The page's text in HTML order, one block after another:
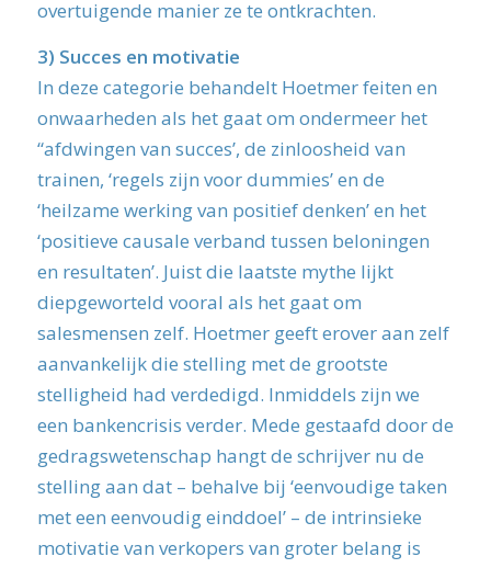
overtuigende manier ze te ontkrachten.
3) Succes en motivatie
In deze categorie behandelt Hoetmer feiten en
onwaarheden als het gaat om ondermeer het
“afdwingen van succes’, de zinloosheid van
trainen, ‘regels zijn voor dummies’ en de
‘heilzame werking van positief denken’ en het
‘positieve causale verband tussen beloningen
en resultaten’. Juist die laatste mythe lijkt
diepgeworteld vooral als het gaat om
salesmensen zelf. Hoetmer geeft erover aan zelf
aanvankelijk die stelling met de grootste
stelligheid had verdedigd. Inmiddels zijn we
een bankencrisis verder. Mede gestaafd door de
gedragswetenschap hangt de schrijver nu de
stelling aan dat – behalve bij ‘eenvoudige taken
met een eenvoudig einddoel’ – de intrinsieke
motivatie van verkopers van groter belang is